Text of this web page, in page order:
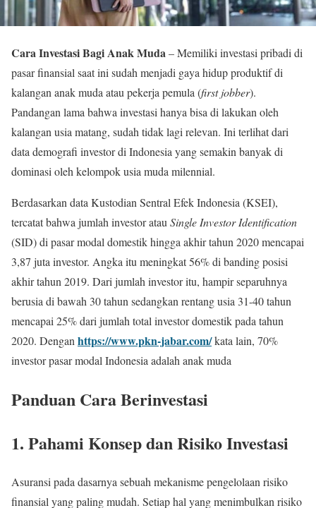
Cara Investasi Bagi Anak Muda– Memiliki investasi pribadi di
pasar finansial saat ini sudah menjadi gaya hidup produktif di
kalangan anak muda atau pekerja pemula (first jobber).
Pandangan lama bahwa investasi hanya bisa di lakukan oleh
kalangan usia matang, sudah tidak lagi relevan. Ini terlihat dari
data demografi investor di Indonesia yang semakin banyak di
dominasi oleh kelompok usia muda milennial.
Berdasarkan data Kustodian Sentral Efek Indonesia (KSEI),
tercatat bahwa jumlah investor atau Single Investor Identification
(SID) di pasar modal domestik hingga akhir tahun 2020 mencapai
3,87 juta investor. Angka itu meningkat 56% di banding posisi
akhir tahun 2019. Dari jumlah investor itu, hampir separuhnya
berusia di bawah 30 tahun sedangkan rentang usia 31-40 tahun
mencapai 25% dari jumlah total investor domestik pada tahun
2020. Dengan https://www.pkn-jabar.com/kata lain, 70%
investor pasar modal Indonesia adalah anak muda
Panduan Cara Berinvestasi
1. Pahami Konsep dan Risiko Investasi
Asuransi pada dasarnya sebuah mekanisme pengelolaan risiko
finansial yang paling mudah. Setiap hal yang menimbulkan risiko